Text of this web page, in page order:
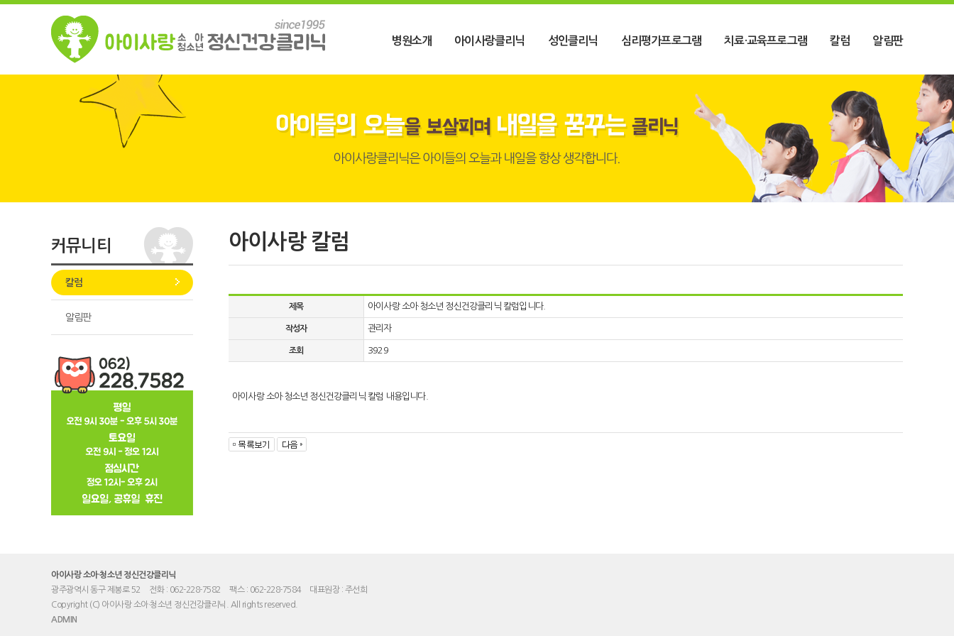
병원소개 아이사랑클리닉 성인클리닉 심리평가프로그램 치료·교육프로그램 칼럼 알림판
커뮤니티
칼럼
알림판
아이사랑 칼럼
제목 아이사랑 소아·청소년 정신건강클리닉 칼럼입니다.
작성자 관리자
조회 3929
아이사랑 소아·청소년 정신건강클리닉 칼럼 내용입니다.
아이사랑 소아·청소년 정신건강클리닉
광주광역시 동구 제봉로 52
전화 : 062-228-7582 팩스 : 062-228-7584
대표원장 : 주선희
Copyright (C) 아이사랑 소아·청소년 정신건강클리닉. All rights reserved.
ADMIN